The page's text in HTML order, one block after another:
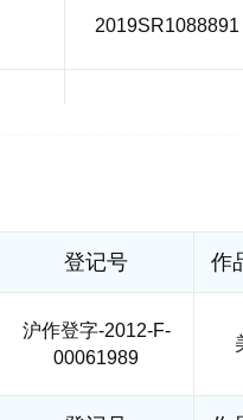
2019SR1088891
2018SR817358
登记号 作
沪作登字-2012-F-
00061989